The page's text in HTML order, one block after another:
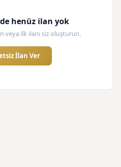
henüz ilan yok
veya ilk ilanı siz oluşturun.
İlan Ver